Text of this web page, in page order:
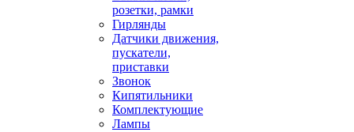
розетки, рамки
Гирлянды
Датчики движения,
пускатели,
приставки
Звонок
Кипятильники
Комплектующие
Лампы